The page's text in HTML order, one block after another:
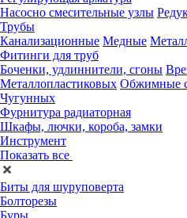
Насосно смесительные узлы
Трубы
Канализационные Медные
Фитинги для труб
Боченки, удлиннители, сгоны
Металлопластиковых Обжимные
Чугунных
Фурнитура радиаторная
Шкафы, лючки, короба, замки
Инструмент
Показать все
Биты для шуруповерта
Болторезы
Буры